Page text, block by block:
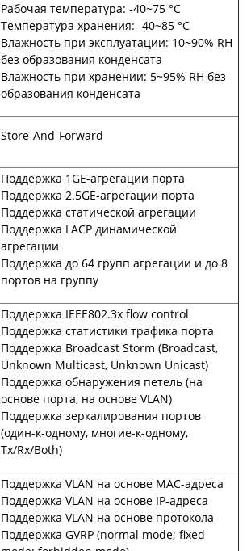
Рабочая температура: -40~75 °C
Температура хранения: -40~85 °С
Влажность при эксплуатации: 10~90% RH
без образования конденсата
Влажность при хранении: 5~95% RH без
образования конденсата
Store-And-Forward
Поддержка 1GE-агрегации порта
Поддержка 2.5GE-агрегации порта
Поддержка статической агрегации
Поддержка LACP динамической
агрегации
Поддержка до 64 групп агрегации и до 8
портов на группу
Поддержка IEEE802.3x flow control
Поддержка статистики трафика порта
Поддержка Broadcast Storm (Broadcast,
Unknown Multicast, Unknown Unicast)
Поддержка обнаружения петель (на
основе порта, на основе VLAN)
Поддержка зеркалирования портов
(один-к-одному, многие-к-одному,
Tx/Rx/Both)
Поддержка VLAN на основе MAC-адреса
Поддержка VLAN на основе IP-адреса
Поддержка VLAN на основе протокола
Поддержка GVRP (normal mode; fixed